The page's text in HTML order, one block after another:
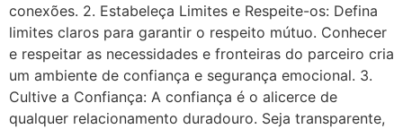
conexões. 2. Estabeleça Limites e Respeite-os: Defina
limites claros para garantir o respeito mútuo. Conhecer
e respeitar as necessidades e fronteiras do parceiro cria
um ambiente de confiança e segurança emocional. 3.
Cultive a Confiança: A confiança é o alicerce de
qualquer relacionamento duradouro. Seja transparente,